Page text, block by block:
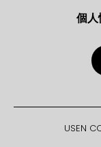
個人
USEN